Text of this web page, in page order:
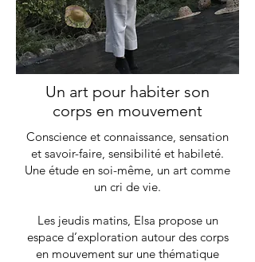
Un art pour habiter son
corps en mouvement
Conscience et connaissance, sensation
et savoir-faire, sensibilité et habileté.
Une étude en soi-même, un art comme
un cri de vie.
Les jeudis matins, Elsa propose un
espace d’exploration autour des corps
en mouvement sur une thématique